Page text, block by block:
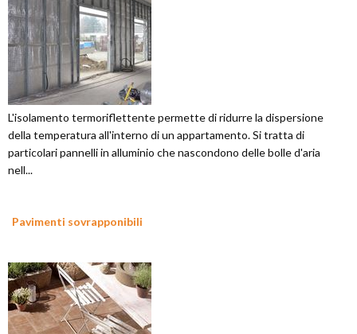
L'isolamento termoriflettente permette di ridurre la dispersione
della temperatura all'interno di un appartamento. Si tratta di
particolari pannelli in alluminio che nascondono delle bolle d'aria
nell...
Pavimenti sovrapponibili